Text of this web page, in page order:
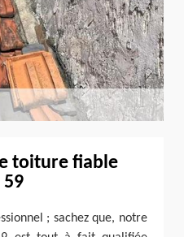
toiture fiable
59
; sachez que, notre